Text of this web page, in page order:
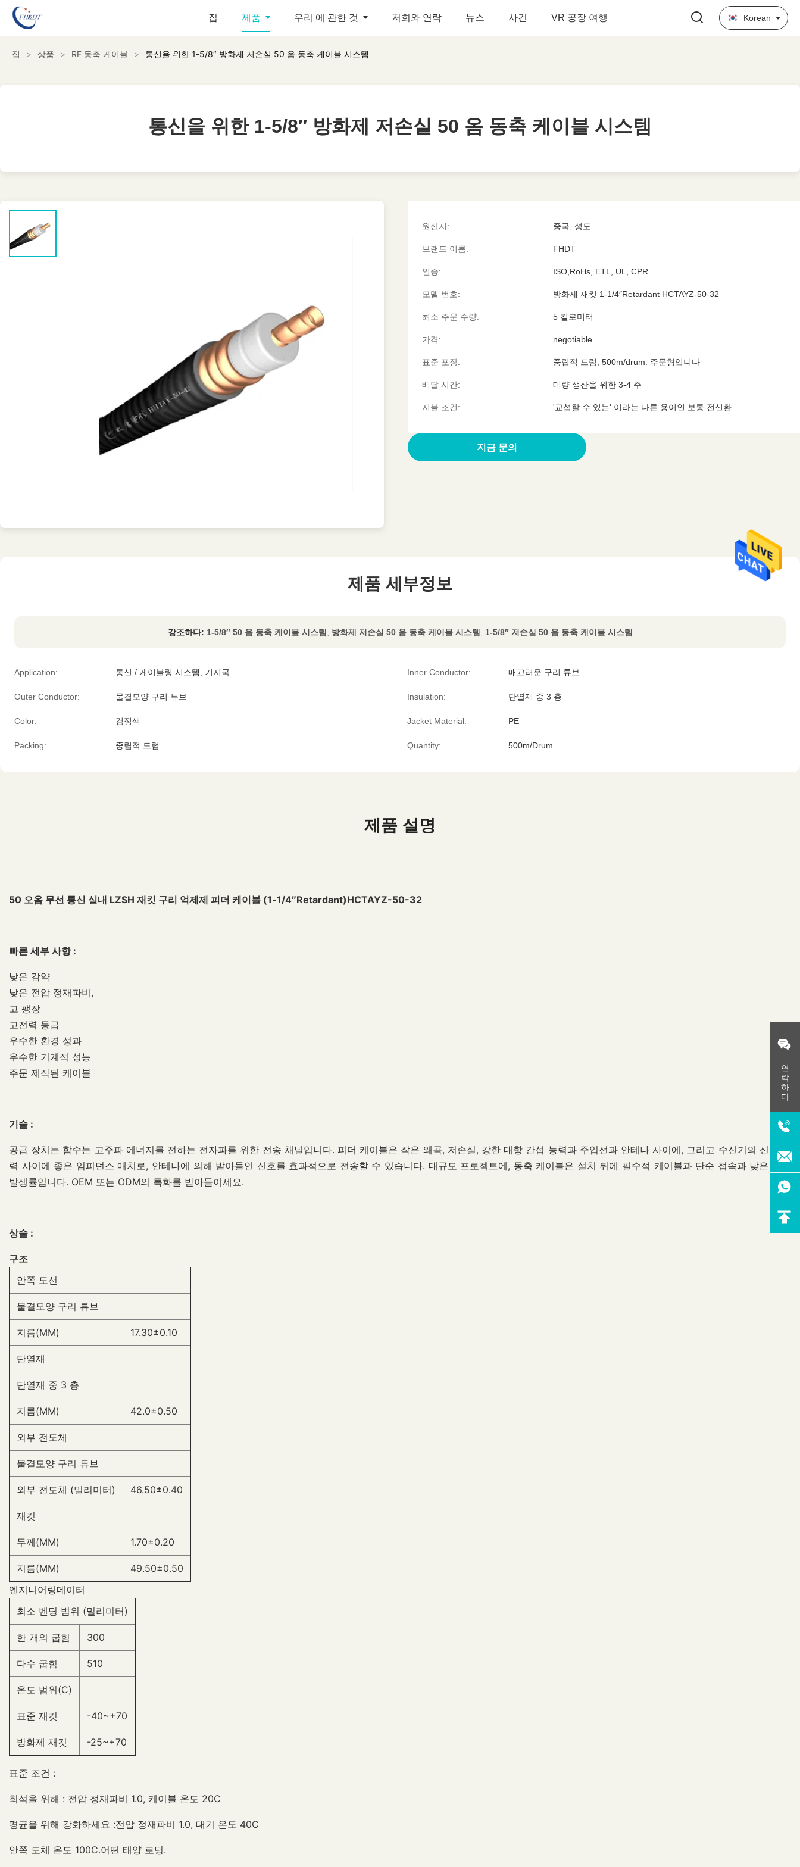
집 제품 우리 에 관한 것 저희와 연락 뉴스 사건 VR 공장 여행 Korean
연락하다
집 > 상품 > RF 동축 케이블 > 통신을 위한 1-5/8″ 방화제 저손실 50 옴 동축 케이블 시스템
통신을 위한 1-5/8″ 방화제 저손실 50 옴 동축 케이블 시스템
통신을 위한 1-5/8″ 방화제 저손실 50 옴 동축 케이블 시스템
원산지: 중국, 성도
브랜드 이름: FHDT
인증: ISO,RoHs, ETL, UL, CPR
모델 번호: 방화제 재킷 1-1/4″Retardant HCTAYZ-50-32
최소 주문 수량: 5 킬로미터
가격: negotiable
표준 포장: 중립적 드럼, 500m/drum. 주문형입니다
배달 시간: 대량 생산을 위한 3-4 주
지불 조건: '교섭할 수 있는' 이라는 다른 용어인 보통 전신환
지금 문의
인용문 을 얻으십시오
제품 세부정보
강조하다: 1-5/8″ 50 옴 동축 케이블 시스템 방화제 저손실 50 옴 동축 케이블 시스템 1-5/8″ 저손실 50 옴 동축 케이블 시스템
Application: 통신 / 케이블링 시스템, 기지국 Inner Conductor: 매끄러운 구리 튜브
Outer Conductor: 물결모양 구리 튜브 Insulation: 단열재 중 3 층
Color: 검정색 Jacket Material: PE
Packing: 중립적 드럼 Quantity: 500m/Drum
제품 설명
50 오옴 무선 통신 실내 LZSH 재킷 구리 억제제 피더 케이블 (1-1/4″Retardant)HCTAYZ-50-32
빠른 세부 사항 :
낮은 감약
낮은 전압 정재파비,
고 팽장
고전력 등급
우수한 환경 성과
우수한 기계적 성능
주문 제작된 케이블
기술 :
공급 장치는 함수는 고주파 에너지를 전하는 전자파를 위한 전송 채널입니다. 피더 케이블은 작은 왜곡, 저손실, 강한 대항 간섭 능력과 주입선과 안테나 사이에, 그리고 수신기의 신호 입
력 사이에 좋은 임피던스 매치로, 안테나에 의해 받아들인 신호를 효과적으로 전송할 수 있습니다. 대규모 프로젝트에, 동축 케이블은 설치 뒤에 필수적 케이블과 단순 접속과 낮은 불량
발생률입니다. OEM 또는 ODM의 특화를 받아들이세요.
상술 :
구조
안쪽 도선
물결모양 구리 튜브
지름(MM) 17.30±0.10
단열재
단열재 중 3 층
지름(MM) 42.0±0.50
외부 전도체
물결모양 구리 튜브
외부 전도체 (밀리미터) 46.50±0.40
재킷
두께(MM) 1.70±0.20
지름(MM)
49.50±0.50
엔지니어링데이터
최소 벤딩 범위 (밀리미터)
한 개의 굽힘 300
다수 굽힘 510
온도 범위(C)
표준 재킷 -40~+70
방화제 재킷 -25~+70
표준 조건 :
희석을 위해 : 전압 정재파비 1.0, 케이블 온도 20C
평균을 위해 강화하세요 :전압 정재파비 1.0, 대기 온도 40C
안쪽 도체 온도 100C.어떤 태양 로딩.